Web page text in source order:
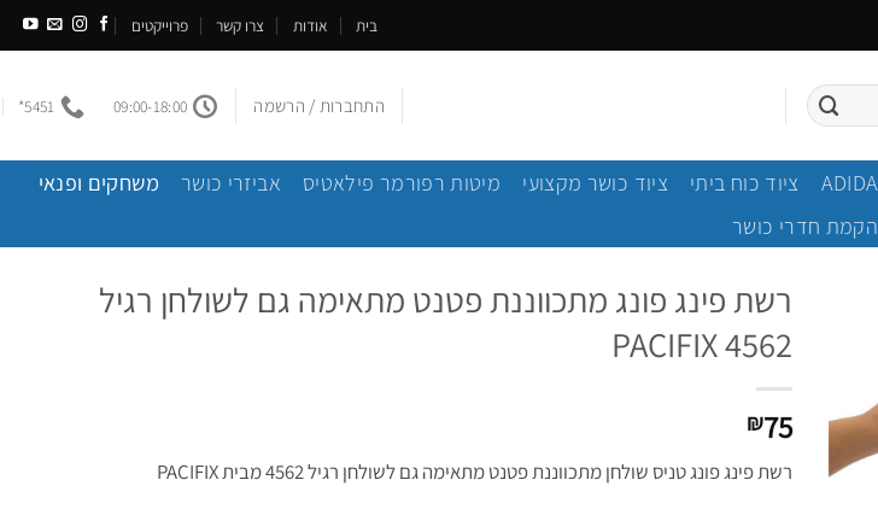
בית אודות צרו קשר פרוייקטים
התחברות / הרשמה 09:00-18:00
5451*
ציוד כוח ביתי ציוד כושר מקצועי מיטות רפורמר פילאטיס אביזרי כושר
משחקים ופנאי
הקמת חדרי כושר
רשת פינג פונג מתכווננת פטנט מתאימה גם לשולחן רגיל
PACIFIX 4562
₪75
רשת פינג פונג טניס שולחן מתכווננת פטנט מתאימה גם לשולחן רגיל 4562 מבית PACIFIX